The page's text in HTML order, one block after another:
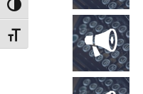
TOGGLE HIGH CONTRAST
TOGGLE FONT SIZE